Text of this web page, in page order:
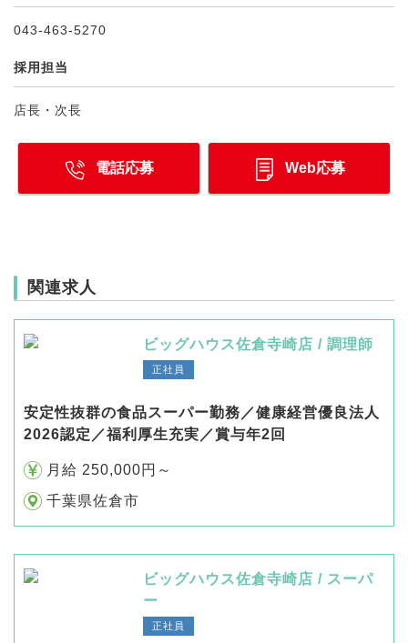
043-463-5270
採用担当
店長・次長
電話応募 Web応募
関連求人
ビッグハウス佐倉寺崎店 / 調理師
正社員
安定性抜群の食品スーパー勤務／健康経営優良法人
2026認定／福利厚生充実／賞与年2回
月給 250,000円～
千葉県佐倉市
ビッグハウス佐倉寺崎店 / スーパ
ー
正社員